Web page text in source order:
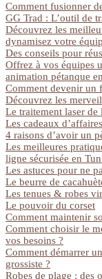
Comment fusionner
GG Trad : L’outil de
Découvrez les
dynamisez votre
Des conseils pour
Offrez à vos équipes
animation pétanque
Comment devenir un
Découvrez les
Le traitement laser
Les cadeaux
4 raisons d’avoir un
Les meilleures
ligne sécurisée en
Les astuces pour ne
Le beurre de
Les tenues & robes
Le pouvoir du corset
Comment maintenir
Comment choisir le
vos besoins ?
Comment démarrer
grossiste ?
Robes de plage : des